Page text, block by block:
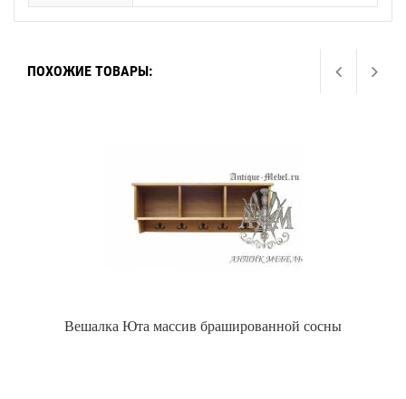
ПОХОЖИЕ ТОВАРЫ:
Вешалка Юта массив брашированной сосны